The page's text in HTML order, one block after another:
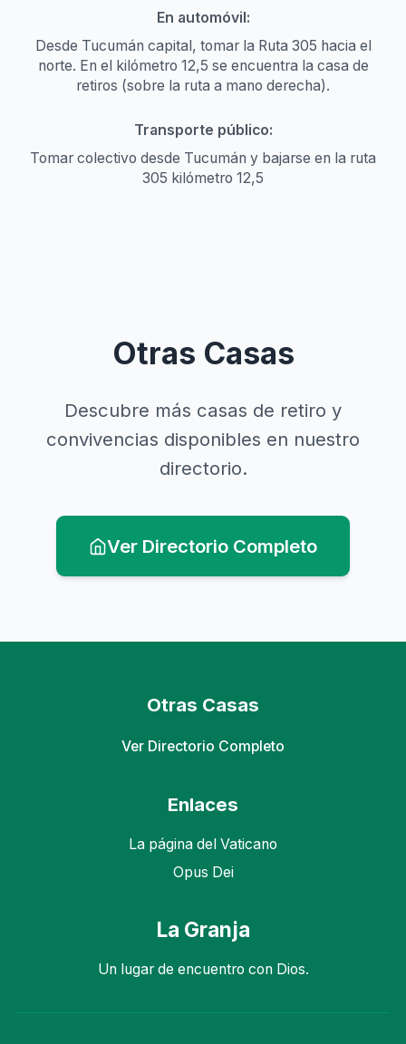
En automóvil:
Desde Tucumán capital, tomar la Ruta 305 hacia el
norte. En el kilómetro 12,5 se encuentra la casa de
retiros (sobre la ruta a mano derecha).
Transporte público:
Tomar colectivo desde Tucumán y bajarse en la ruta
305 kilómetro 12,5
Otras Casas
Descubre más casas de retiro y
convivencias disponibles en nuestro
directorio.
Ver Directorio Completo
Otras Casas
Ver Directorio Completo
Enlaces
La página del Vaticano
Opus Dei
La Granja
Un lugar de encuentro con Dios.